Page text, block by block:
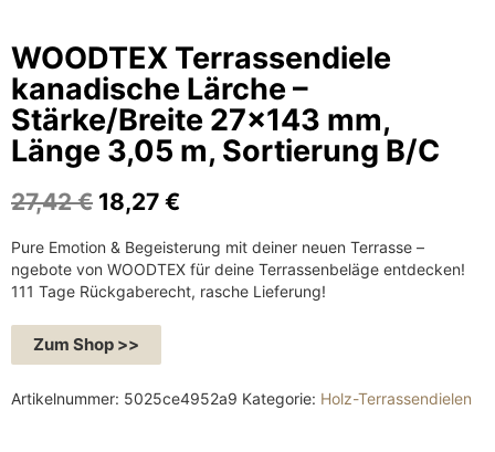
WOODTEX Terrassendiele
kanadische Lärche –
Stärke/Breite 27×143 mm,
Länge 3,05 m, Sortierung B/C
27,42€ U
s
p
r
ü
n
l
18,27 €
t
u
e
r
Pure Emotion & Begeisterung mit deiner neuen Terrasse –
ngebote von WOODTEX für deine Terrassenbeläge entdecken!
111 Tage Rückgaberecht, rasche Lieferung!
Zum Shop >>
Artikelnummer: 5025ce4952a9 Kategorie: Holz-Terrassendielen